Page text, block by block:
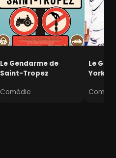
Le Gendarme de
Saint-Tropez
Comédie
Le
York